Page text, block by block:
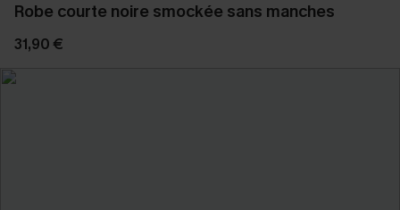
Robe courte noire smockée sans manches
31,90 €